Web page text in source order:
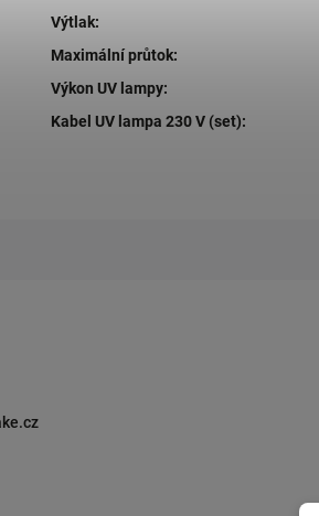
Výtlak:
Maximální průtok:
Výkon UV lampy:
Kabel UV lampa 230 V (set):